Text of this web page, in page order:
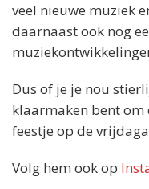
veel nieuwe muziek
daarnaast ook nog
Dus of je je nou
klaarmaken bent
feestje op de
Volg hem ook op